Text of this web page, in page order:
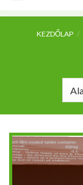
KEZDŐLAP /